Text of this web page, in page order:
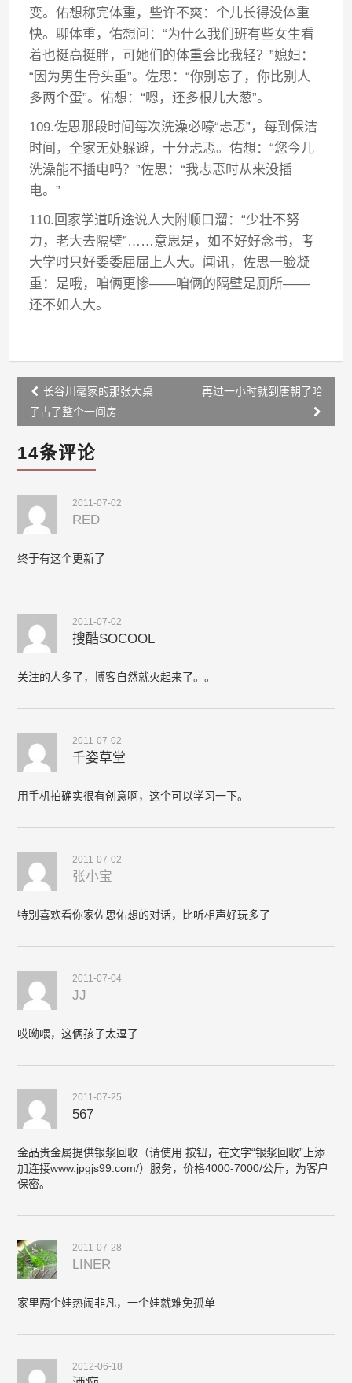
变。佑想称完体重，些许不爽：个儿长得没体重
快。聊体重，佑想问：“为什么我们班有些女生看
着也挺高挺胖，可她们的体重会比我轻？”媳妇：
“因为男生骨头重”。佐思：“你别忘了，你比别人
多两个蛋”。佑想：“嗯，还多根儿大葱”。
109.佐思那段时间每次洗澡必嚎“忐忑”，每到保洁
时间，全家无处躲避，十分忐忑。佑想：“您今儿
洗澡能不插电吗？”佐思：“我忐忑时从来没插
电。”
110.回家学道听途说人大附顺口溜：“少壮不努
力，老大去隔壁”……意思是，如不好好念书，考
大学时只好委委屈屈上人大。闻讯，佐思一脸凝
重：是哦，咱俩更惨——咱俩的隔壁是厕所——
还不如人大。
Post
navigation
长谷川毫家的那张大桌
子占了整个一间房
再过一小时就到唐朝了哈
14条评论
2011-07-02
RED
终于有这个更新了
2011-07-02
搜酷SOCOOL
关注的人多了，博客自然就火起来了。。
2011-07-02
千姿草堂
用手机拍确实很有创意啊，这个可以学习一下。
2011-07-02
张小宝
特别喜欢看你家佐思佑想的对话，比听相声好玩多了
2011-07-04
JJ
哎呦喂，这俩孩子太逗了……
2011-07-25
567
金品贵金属提供银浆回收（请使用 按钮，在文字“银浆回收”上添
加连接www.jpgjs99.com/）服务，价格4000-7000/公斤，为客户
保密。
2011-07-28
LINER
家里两个娃热闹非凡，一个娃就难免孤单
2012-06-18